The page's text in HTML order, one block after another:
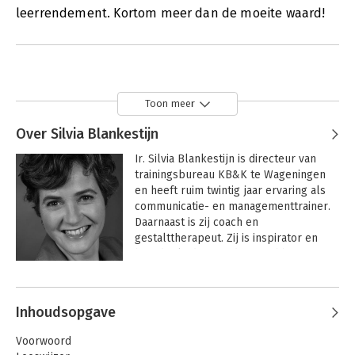
leerrendement. Kortom meer dan de moeite waard!
Toon meer
Over Silvia Blankestijn
Ir. Silvia Blankestijn is directeur van
trainingsbureau KB&K te Wageningen
en heeft ruim twintig jaar ervaring als
communicatie- en managementtrainer.
Daarnaast is zij coach en
gestalttherapeut. Zij is inspirator en
ziel'. Bezoek ook de website van Silvia
Andere boeken door Silvia
Blankestijn
Inhoudsopgave
Voorwoord